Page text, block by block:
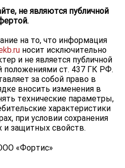
«Фортис»
не являются публичной
на то, что информация
носит исключительно
и не является публичной
положениями ст. 437 ГК РФ.
за собой право в
вносить изменения в
технические параметры,
характеристики
при условии сохранения
и защитных свойств.